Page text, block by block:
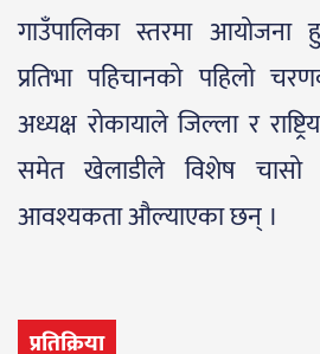
गाउँपालिका स्तरमा आयोजना
प्रतिभा पहिचानको पहिलो
अध्यक्ष रोकायाले जिल्ला र
समेत खेलाडीले विशेष चासो
आवश्यकता औल्याएका छन् ।
प्रतिक्रिया